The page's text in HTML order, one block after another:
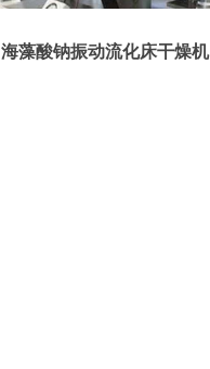
海藻酸钠振动流化床干燥机